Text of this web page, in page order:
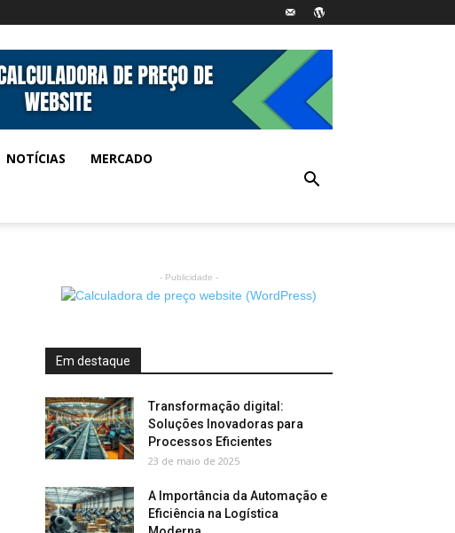
NOTÍCIAS MERCADO
- Publicidade -
Em destaque
Transformação digital:
Soluções Inovadoras para
Processos Eficientes
23 de maio de 2025
A Importância da Automação e
Eficiência na Logística